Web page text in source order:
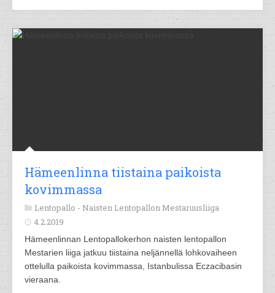
Hämeenlinna tiistaina paikoista
kovimmassa
Lentopallo - Naisten Lentopallon Mestaruusliiga
4.2.2019
Hämeenlinnan Lentopallokerhon naisten lentopallon
Mestarien liiga jatkuu tiistaina neljännellä lohkovaiheen
ottelulla paikoista kovimmassa, Istanbulissa Eczacibasin
vieraana.